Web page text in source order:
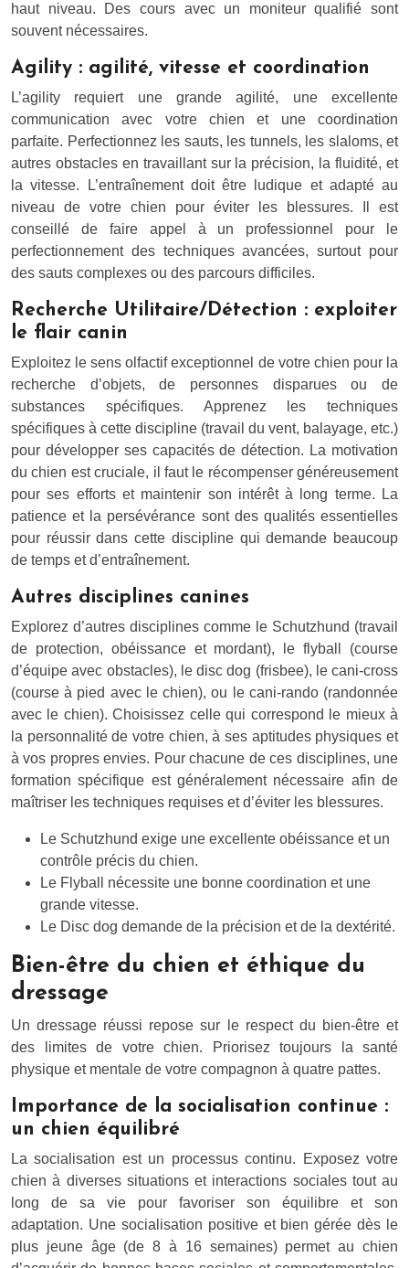
haut niveau. Des cours avec un moniteur qualifié sont
souvent nécessaires.
Agility : agilité, vitesse et coordination
L’agility requiert une grande agilité, une excellente
communication avec votre chien et une coordination
parfaite. Perfectionnez les sauts, les tunnels, les slaloms, et
autres obstacles en travaillant sur la précision, la fluidité, et
la vitesse. L’entraînement doit être ludique et adapté au
niveau de votre chien pour éviter les blessures. Il est
conseillé de faire appel à un professionnel pour le
perfectionnement des techniques avancées, surtout pour
des sauts complexes ou des parcours difficiles.
Recherche Utilitaire/Détection : exploiter
le flair canin
Exploitez le sens olfactif exceptionnel de votre chien pour la
recherche d’objets, de personnes disparues ou de
substances spécifiques. Apprenez les techniques
spécifiques à cette discipline (travail du vent, balayage, etc.)
pour développer ses capacités de détection. La motivation
du chien est cruciale, il faut le récompenser généreusement
pour ses efforts et maintenir son intérêt à long terme. La
patience et la persévérance sont des qualités essentielles
pour réussir dans cette discipline qui demande beaucoup
de temps et d’entraînement.
Autres disciplines canines
Explorez d’autres disciplines comme le Schutzhund (travail
de protection, obéissance et mordant), le flyball (course
d’équipe avec obstacles), le disc dog (frisbee), le cani-cross
(course à pied avec le chien), ou le cani-rando (randonnée
avec le chien). Choisissez celle qui correspond le mieux à
la personnalité de votre chien, à ses aptitudes physiques et
à vos propres envies. Pour chacune de ces disciplines, une
formation spécifique est généralement nécessaire afin de
maîtriser les techniques requises et d’éviter les blessures.
Le Schutzhund exige une excellente obéissance et un
contrôle précis du chien.
Le Flyball nécessite une bonne coordination et une
grande vitesse.
Le Disc dog demande de la précision et de la dextérité.
Bien-être du chien et éthique du
dressage
Un dressage réussi repose sur le respect du bien-être et
des limites de votre chien. Priorisez toujours la santé
physique et mentale de votre compagnon à quatre pattes.
Importance de la socialisation continue :
un chien équilibré
La socialisation est un processus continu. Exposez votre
chien à diverses situations et interactions sociales tout au
long de sa vie pour favoriser son équilibre et son
adaptation. Une socialisation positive et bien gérée dès le
plus jeune âge (de 8 à 16 semaines) permet au chien